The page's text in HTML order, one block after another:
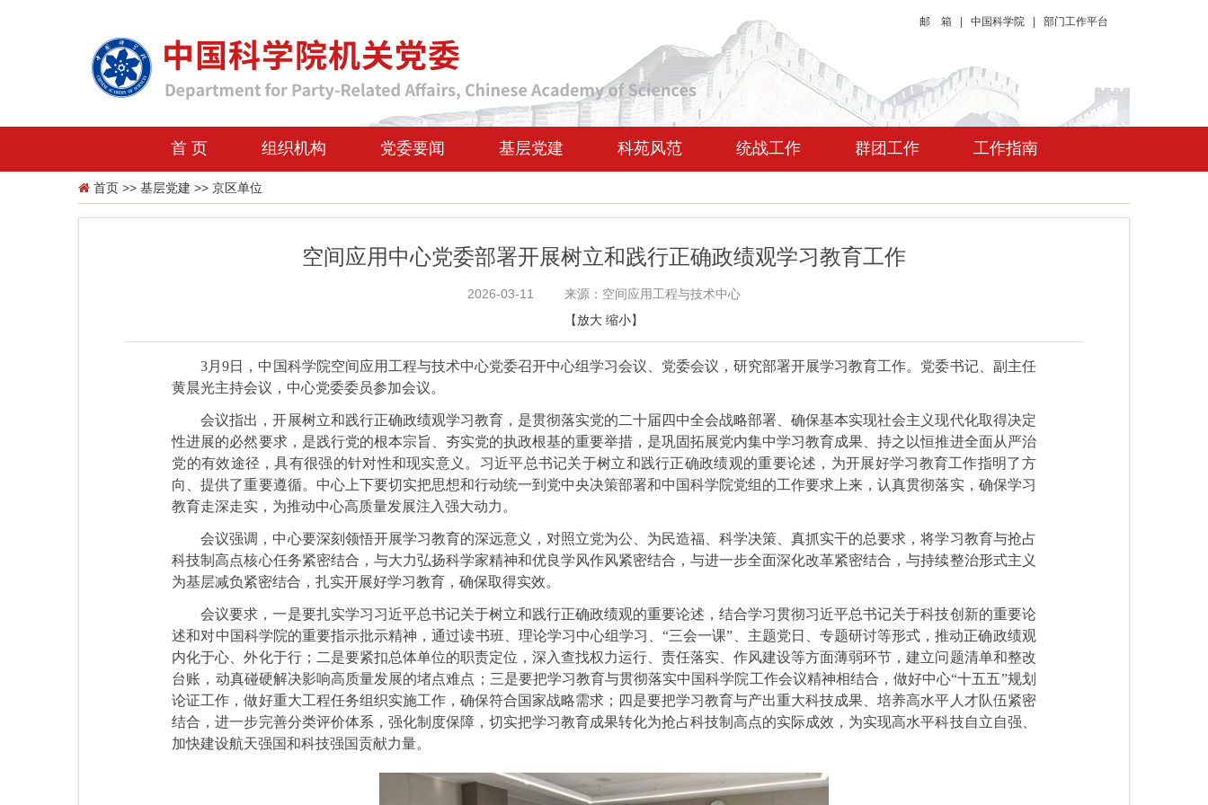
邮 箱 中国科学院 部门工作平台
首 页 组织机构 党委要闻 基层党建 科苑风范 统战工作 群团工作 工作指南
首页 >> 基层党建 >> 京区单位
空间应用中心党委部署开展树立和践行正确政绩观学习教育工作
2026-03-11
来源：空间应用工程与技术中心
【放大 缩小】
3月9日，中国科学院空间应用工程与技术中心党委召开中心组学习会议、党委会议，研究部署开展学习教育工作。党委书记、副主任
黄晨光主持会议，中心党委委员参加会议。
会议指出，开展树立和践行正确政绩观学习教育，是贯彻落实党的二十届四中全会战略部署、确保基本实现社会主义现代化取得决定
性进展的必然要求，是践行党的根本宗旨、夯实党的执政根基的重要举措，是巩固拓展党内集中学习教育成果、持之以恒推进全面从严治
党的有效途径，具有很强的针对性和现实意义。习近平总书记关于树立和践行正确政绩观的重要论述，为开展好学习教育工作指明了方
向、提供了重要遵循。中心上下要切实把思想和行动统一到党中央决策部署和中国科学院党组的工作要求上来，认真贯彻落实，确保学习
教育走深走实，为推动中心高质量发展注入强大动力。
会议强调，中心要深刻领悟开展学习教育的深远意义，对照立党为公、为民造福、科学决策、真抓实干的总要求，将学习教育与抢占
科技制高点核心任务紧密结合，与大力弘扬科学家精神和优良学风作风紧密结合，与进一步全面深化改革紧密结合，与持续整治形式主义
为基层减负紧密结合，扎实开展好学习教育，确保取得实效。
会议要求，一是要扎实学习习近平总书记关于树立和践行正确政绩观的重要论述，结合学习贯彻习近平总书记关于科技创新的重要论
述和对中国科学院的重要指示批示精神，通过读书班、理论学习中心组学习、“三会一课”、主题党日、专题研讨等形式，推动正确政绩观
内化于心、外化于行；二是要紧扣总体单位的职责定位，深入查找权力运行、责任落实、作风建设等方面薄弱环节，建立问题清单和整改
台账，动真碰硬解决影响高质量发展的堵点难点；三是要把学习教育与贯彻落实中国科学院工作会议精神相结合，做好中心“十五五”规划
论证工作，做好重大工程任务组织实施工作，确保符合国家战略需求；四是要把学习教育与产出重大科技成果、培养高水平人才队伍紧密
结合，进一步完善分类评价体系，强化制度保障，切实把学习教育成果转化为抢占科技制高点的实际成效，为实现高水平科技自立自强、
加快建设航天强国和科技强国贡献力量。